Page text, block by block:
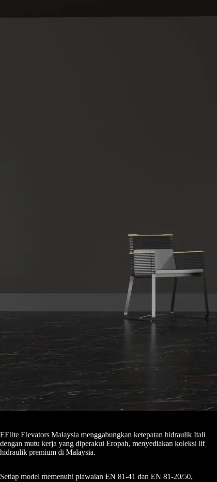
EElite Elevators Malaysia menggabungkan ketepatan hidraulik Itali
dengan mutu kerja yang diperakui Eropah, menyediakan koleksi lif
hidraulik premium di Malaysia.
Setiap model memenuhi piawaian EN 81-41 dan EN 81-20/50,